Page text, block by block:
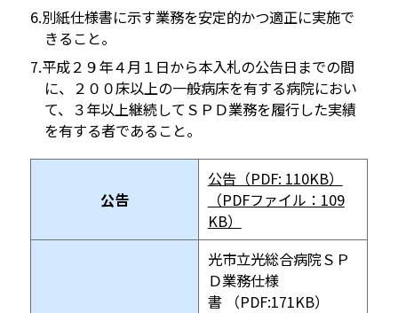
別紙仕様書に示す業務を安定的かつ適正に実施で
きること。
平成２９年４月１日から本入札の公告日までの間
に、２００床以上の一般病床を有する病院におい
て、３年以上継続してＳＰＤ業務を履行した実績
を有する者であること。
公告
公告（PDF: 110KB）
（PDFファイル：109
KB）
光市立光総合病院ＳＰ
Ｄ業務仕様
書 （PDF:171KB）